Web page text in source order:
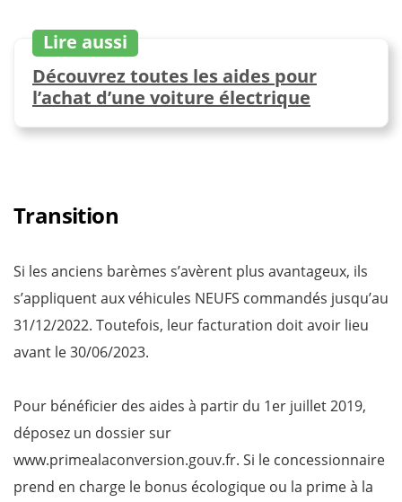
Lire aussi
Découvrez toutes les aides pour
l’achat d’une voiture électrique
Transition
Si les anciens barèmes s’avèrent plus avantageux, ils
s’appliquent aux véhicules NEUFS commandés jusqu’au
31/12/2022. Toutefois, leur facturation doit avoir lieu
avant le 30/06/2023.
Pour bénéficier des aides à partir du 1er juillet 2019,
déposez un dossier sur
www.primealaconversion.gouv.fr. Si le concessionnaire
prend en charge le bonus écologique ou la prime à la